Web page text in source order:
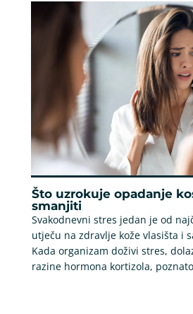
Što uzrokuje opadanje
smanjiti
Svakodnevni stres jedan je od
utječu na zdravlje kože vlasišta i
Kada organizam doživi stres,
razine hormona kortizola,